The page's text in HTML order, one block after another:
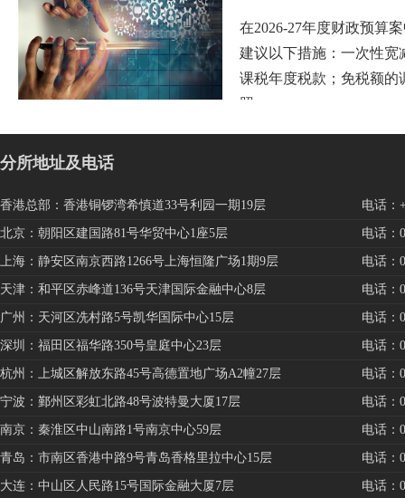
在2026-27年度财政预算
建议以下措施：一次性宽
课税年度税款；免税额的
照…
分所地址及电话
香港总部：香港铜锣湾希慎道33号利园一期19层 电话：
北京：朝阳区建国路81号华贸中心1座5层 电话：
上海：静安区南京西路1266号上海恒隆广场1期9层 电话：
天津：和平区赤峰道136号天津国际金融中心8层 电话：
广州：天河区冼村路5号凯华国际中心15层 电话：
深圳：福田区福华路350号皇庭中心23层 电话：
杭州：上城区解放东路45号高德置地广场A2幢27层 电话：
宁波：鄞州区彩虹北路48号波特曼大厦17层 电话：
南京：秦淮区中山南路1号南京中心59层 电话：
青岛：市南区香港中路9号青岛香格里拉中心15层 电话：
大连：中山区人民路15号国际金融大厦7层 电话：